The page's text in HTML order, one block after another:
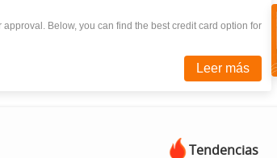
Below, you can find the best credit card option for
Leer más
Tendencias